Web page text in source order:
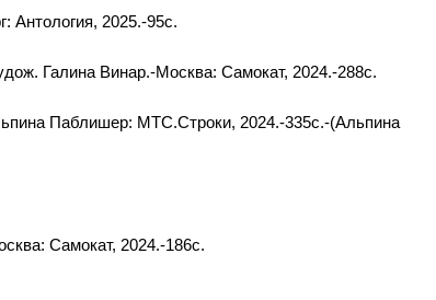
Антология, 2025.-95c.
Галина Винар.-Москва: Самокат, 2024.-288с.
Паблишер: МТС.Строки, 2024.-335с.-(Альпина
Самокат, 2024.-186с.